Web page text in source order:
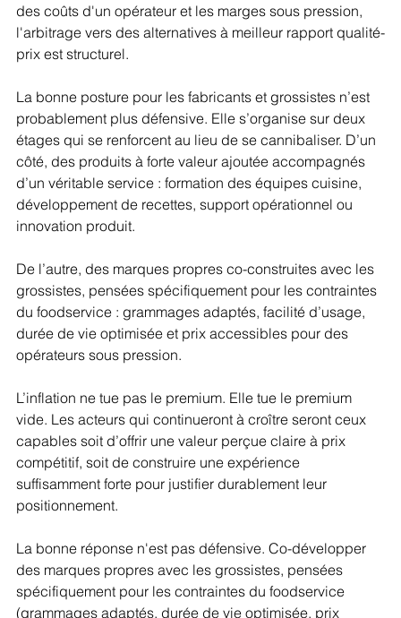
des coûts d'un opérateur et les marges sous pression,
l'arbitrage vers des alternatives à meilleur rapport qualité-
prix est structurel.
La bonne posture pour les fabricants et grossistes n’est
probablement plus défensive. Elle s’organise sur deux
étages qui se renforcent au lieu de se cannibaliser. D’un
côté, des produits à forte valeur ajoutée accompagnés
d’un véritable service : formation des équipes cuisine,
développement de recettes, support opérationnel ou
innovation produit.
De l’autre, des marques propres co-construites avec les
grossistes, pensées spécifiquement pour les contraintes
du foodservice : grammages adaptés, facilité d’usage,
durée de vie optimisée et prix accessibles pour des
opérateurs sous pression.
L’inflation ne tue pas le premium. Elle tue le premium
vide. Les acteurs qui continueront à croître seront ceux
capables soit d’offrir une valeur perçue claire à prix
compétitif, soit de construire une expérience
suffisamment forte pour justifier durablement leur
positionnement.
La bonne réponse n'est pas défensive. Co-développer
des marques propres avec les grossistes, pensées
spécifiquement pour les contraintes du foodservice
(grammages adaptés, durée de vie optimisée, prix